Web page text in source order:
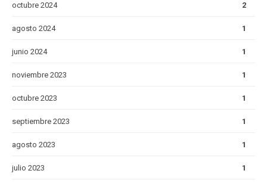
octubre 2024 2
agosto 2024 1
junio 2024 1
noviembre 2023 1
octubre 2023 1
septiembre 2023 1
agosto 2023 1
julio 2023 1